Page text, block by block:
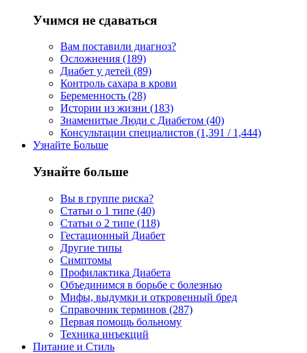
Учимся не сдаваться
Вам поставили диагноз?
Осложнения (189)
Диабет у детей (89)
Контроль сахара в крови
Беременность (28)
Истории из жизни (183)
Знаменитые Люди с Диабетом (40)
Консультации специалистов (1,391 / 1,444)
Узнайте Больше
Узнайте больше
Вы в группе риска?
Статьи о 1 типе (40)
Статьи о 2 типе (118)
Гестационный Диабет
Другие типы
Симптомы
Профилактика Диабета
Объединимся в борьбе с болезнью
Мифы, выдумки и откровенный бред
Справочник терминов (287)
Первая помощь больному
Техника инъекций
Питание и Стиль